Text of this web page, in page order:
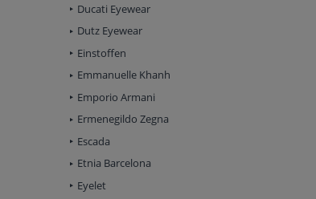
Ducati Eyewear
Dutz Eyewear
Einstoffen
Emmanuelle Khanh
Emporio Armani
Ermenegildo Zegna
Escada
Etnia Barcelona
Eyelet